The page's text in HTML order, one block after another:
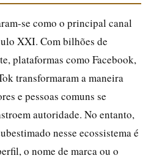
se como o principal canal
XXI. Com bilhões de
plataformas como Facebook,
transformaram a maneira
e pessoas comuns se
autoridade. No entanto,
nesse ecossistema é
o nome de marca ou o